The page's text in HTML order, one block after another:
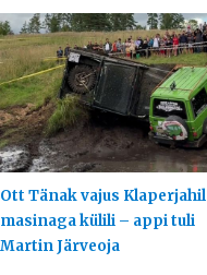
Ott Tänak vajus Klaperjahil
masinaga külili – appi tuli
Martin Järveoja